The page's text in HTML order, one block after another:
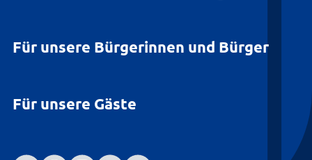
Für unsere Bürgerinnen und Bürger
Für unsere Gäste